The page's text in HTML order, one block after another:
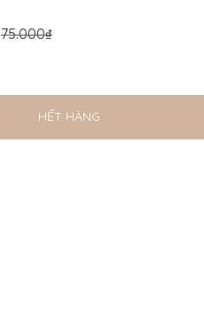
75.000₫
HẾT HÀNG